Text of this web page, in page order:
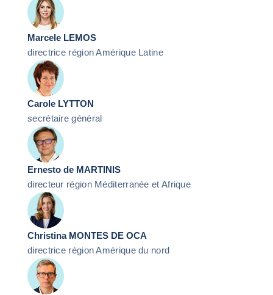
Marcele LEMOS
directrice région Amérique Latine
Carole LYTTON
secrétaire général
Ernesto de MARTINIS
directeur région Méditerranée et Afrique
Christina MONTES DE OCA
directrice région Amérique du nord